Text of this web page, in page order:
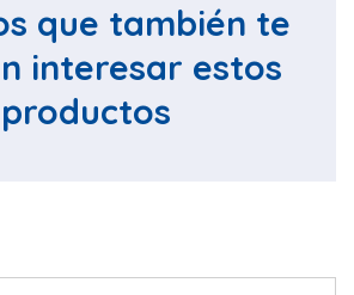
que también te
interesar estos
productos